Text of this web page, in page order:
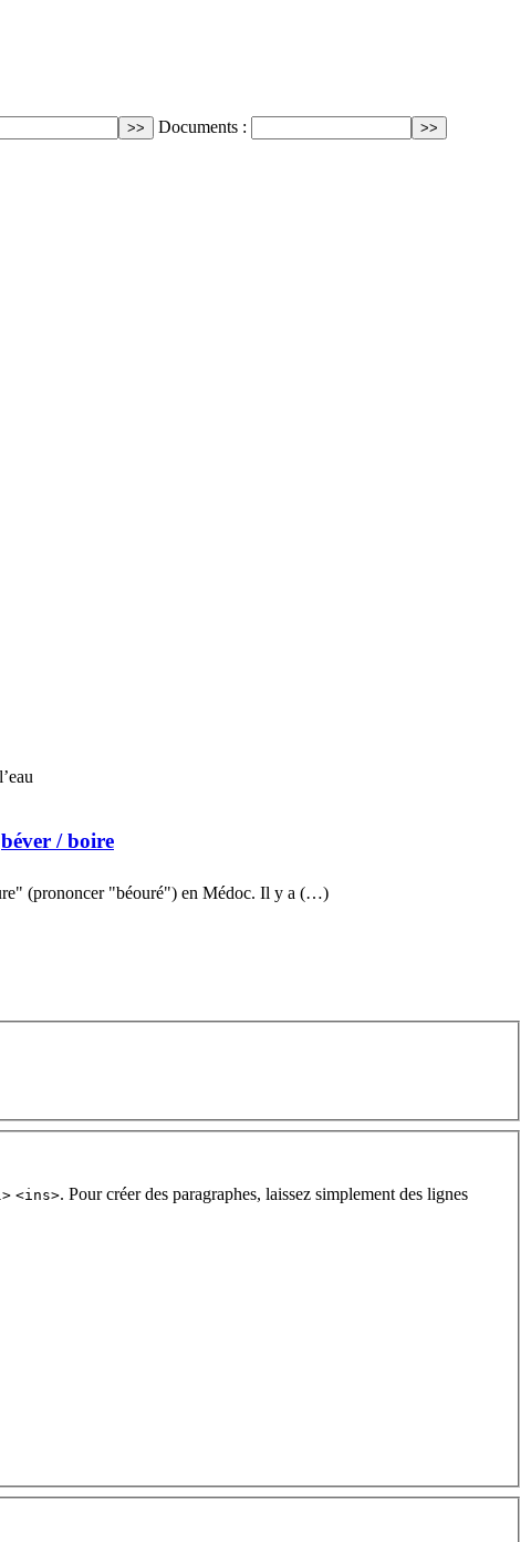
Documents :
béver / boire
(prononcer "béouré") en Médoc. Il y a (…)
<ins>. Pour créer des paragraphes, laissez simplement des lignes